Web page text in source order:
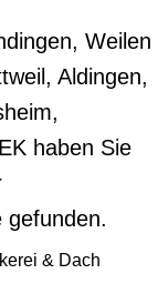
Weilen
Aldingen,
haben Sie
gefunden.
& Dach